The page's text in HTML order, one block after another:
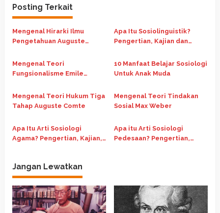
g
a
s
p
o
s
Posting Terkait
Mengenal Hirarki Ilmu
Pengetahuan Auguste
Apa Itu Sosiolinguistik?
Pengertian, Kajian dan
Mengenal Teori
Fungsionalisme Emile
10 Manfaat Belajar Sosiologi
Untuk Anak Muda
Mengenal Teori Hukum Tiga
Tahap Auguste Comte
Mengenal Teori Tindakan
Sosial Max Weber
Apa Itu Arti Sosiologi
Agama? Pengertian, Kajian,
Apa itu Arti Sosiologi
Pedesaan? Pengertian,
Jangan Lewatkan